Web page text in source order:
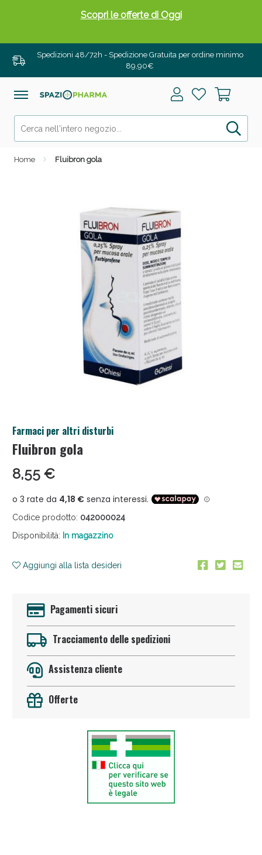
Spedizioni 48/72h - Spedizione Gratuita per ordine minimo
89,90€
Home Fluibron gola
Farmaci per altri disturbi
Fluibron gola
8,55 €
Codice prodotto: 042000024
Disponibilità: In magazzino
Aggiungi alla lista desideri
Pagamenti sicuri
Tracciamento delle spedizioni
Assistenza cliente
Offerte
Scopri le offerte di Oggi
Drenanti e Pancia Piatta: Sconti fino al 55% validi
solo per OGGI!
Salini e Multivitaminici: oggi Sconto extra fino al
Anticellulite e Fanghi: Sconto fino al 40% valido
oggi!